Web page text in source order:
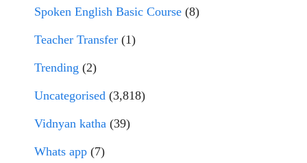
Spoken English Basic Course (8)
Teacher Transfer (1)
Trending (2)
Uncategorised (3,818)
Vidnyan katha (39)
Whats app (7)